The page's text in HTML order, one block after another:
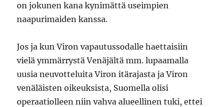
on jokunen kana kynimättä useimpien
naapurimaiden kanssa.
Jos ja kun Viron vapautussodalle haettaisiin
vielä ymmärrystä Venäjältä mm. lupaamalla
uusia neuvotteluita Viron itärajasta ja Viron
venäläisten oikeuksista, Suomella olisi
operaatiolleen niin vahva alueellinen tuki, ettei